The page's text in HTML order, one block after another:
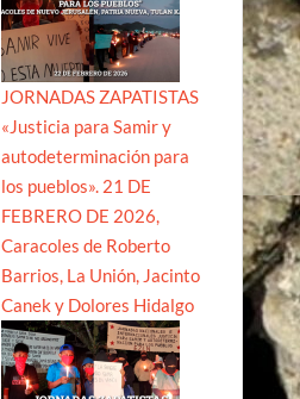
JORNADAS ZAPATISTAS
«Justicia para Samir y
autodeterminación para
los pueblos». 21 DE
FEBRERO DE 2026,
Caracoles de Roberto
Barrios, La Unión, Jacinto
Canek y Dolores Hidalgo